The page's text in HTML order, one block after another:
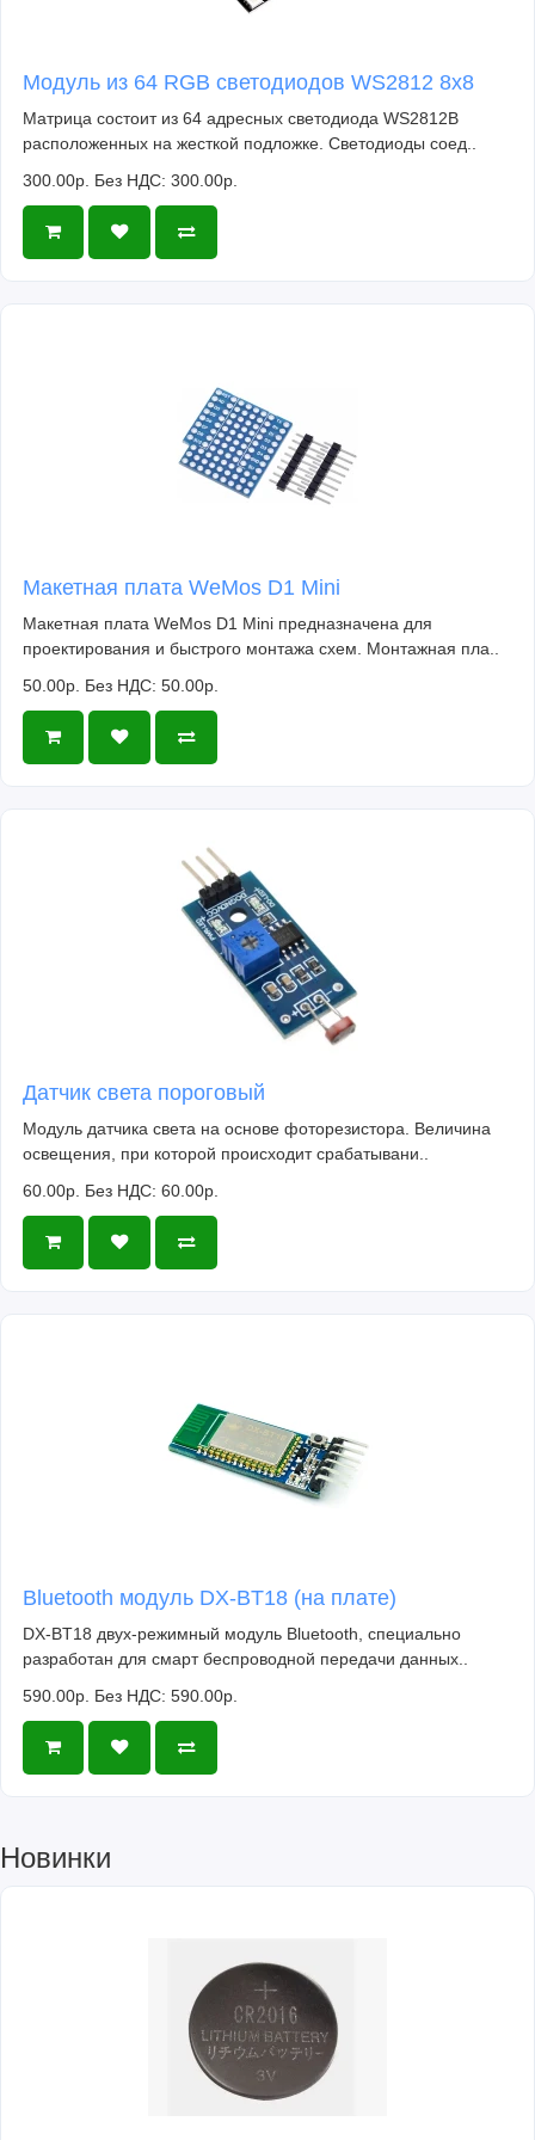
Размер платы: 21х51мм
Допустимое напряжение питания: 2.4-5.5V
Допустимая температура среды: от -20° до
+85°
Модуль из 64 RGB светодиодов WS2812 8x8
Матрица состоит из 64 адресных светодиода WS2812B
расположенных на жесткой подложке. Светодиоды соед..
300.00р. Без НДС: 300.00р.
Макетная плата WeMos D1 Mini
Макетная плата WeMos D1 Mini предназначена для
проектирования и быстрого монтажа схем. Монтажная пла..
50.00р. Без НДС: 50.00р.
Датчик света пороговый
Модуль датчика света на основе фоторезистора. Величина
освещения, при которой происходит срабатывани..
60.00р. Без НДС: 60.00р.
Bluetooth модуль DX-BT18 (на плате)
DX-BT18 двух-режимный модуль Bluetooth, специально
разработан для смарт беспроводной передачи данных..
590.00р. Без НДС: 590.00р.
Новинки